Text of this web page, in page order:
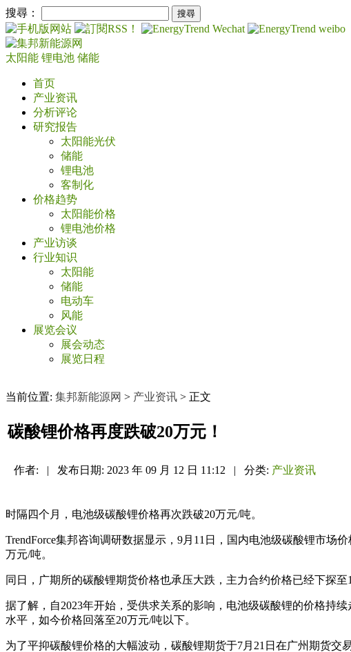
搜尋：
太阳能 锂电池 储能
首页
产业资讯
分析评论
研究报告
太阳能光伏
储能
锂电池
客制化
价格趋势
太阳能价格
锂电池价格
产业访谈
行业知识
太阳能
储能
电动车
风能
展览会议
展会动态
展览日程
当前位置: 集邦新能源网 > 产业资讯 > 正文
碳酸锂价格再度跌破20万元！
作者: | 发布日期: 2023 年 09 月 12 日 11:12 | 分类: 产业资讯
时隔四个月，电池级碳酸锂价格再次跌破20万元/吨。
TrendForce集邦咨询调研数据显示，9月11日，国内电池级碳酸锂市场
万元/吨。
同日，广期所的碳酸锂期货价格也承压大跌，主力合约价格已经下探
据了解，自2023年开始，受供求关系的影响，电池级碳酸锂的价格持
水平，如今价格回落至20万元/吨以下。
为了平抑碳酸锂价格的大幅波动，碳酸锂期货于7月21日在广州期货